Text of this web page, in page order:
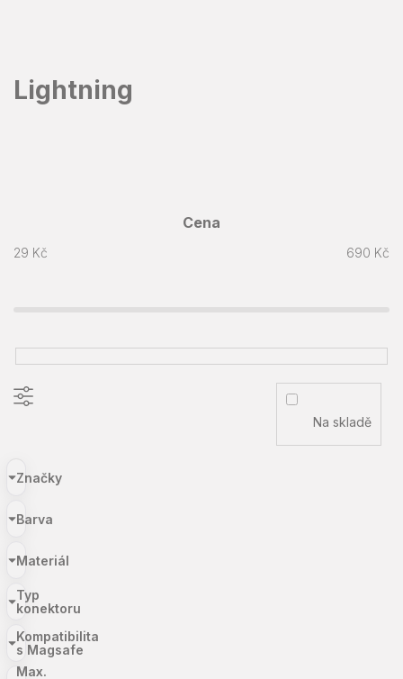
Lightning
Cena
29 Kč 690 Kč
Na skladě
Značky
Barva
Materiál
Typ
konektoru
Kompatibilita
s Magsafe
Max.